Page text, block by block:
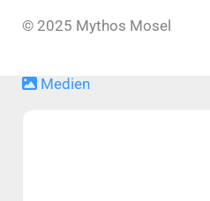
© 2025 Mythos Mosel
Medien